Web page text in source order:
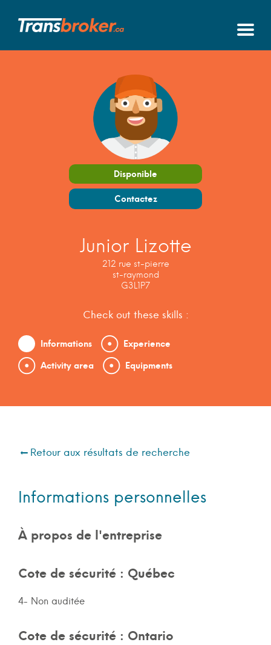
Disponible
Contactez
Junior Lizotte
212 rue st-pierre
st-raymond
G3L1P7
Check out these skills :
Informations
Experience
Activity area
Equipments
Retour aux résultats de recherche
Informations personnelles
À propos de l'entreprise
Cote de sécurité : Québec
4- Non auditée
Cote de sécurité : Ontario